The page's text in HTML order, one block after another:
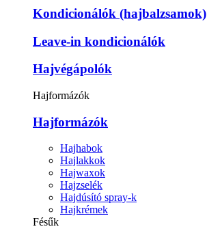
Kondicionálók (hajbalzsamok)
Leave-in kondicionálók
Hajvégápolók
Hajformázók
Hajformázók
Hajhabok
Hajlakkok
Hajwaxok
Hajzselék
Hajdúsító spray-k
Hajkrémek
Fésűk